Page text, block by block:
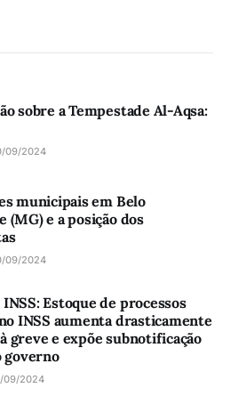
sobre a Tempestade Al-Aqsa:
09/2024
municipais em Belo
(MG) e a posição dos
09/2024
Estoque de processos
INSS aumenta drasticamente
greve e expõe subnotificação
governo
09/2024